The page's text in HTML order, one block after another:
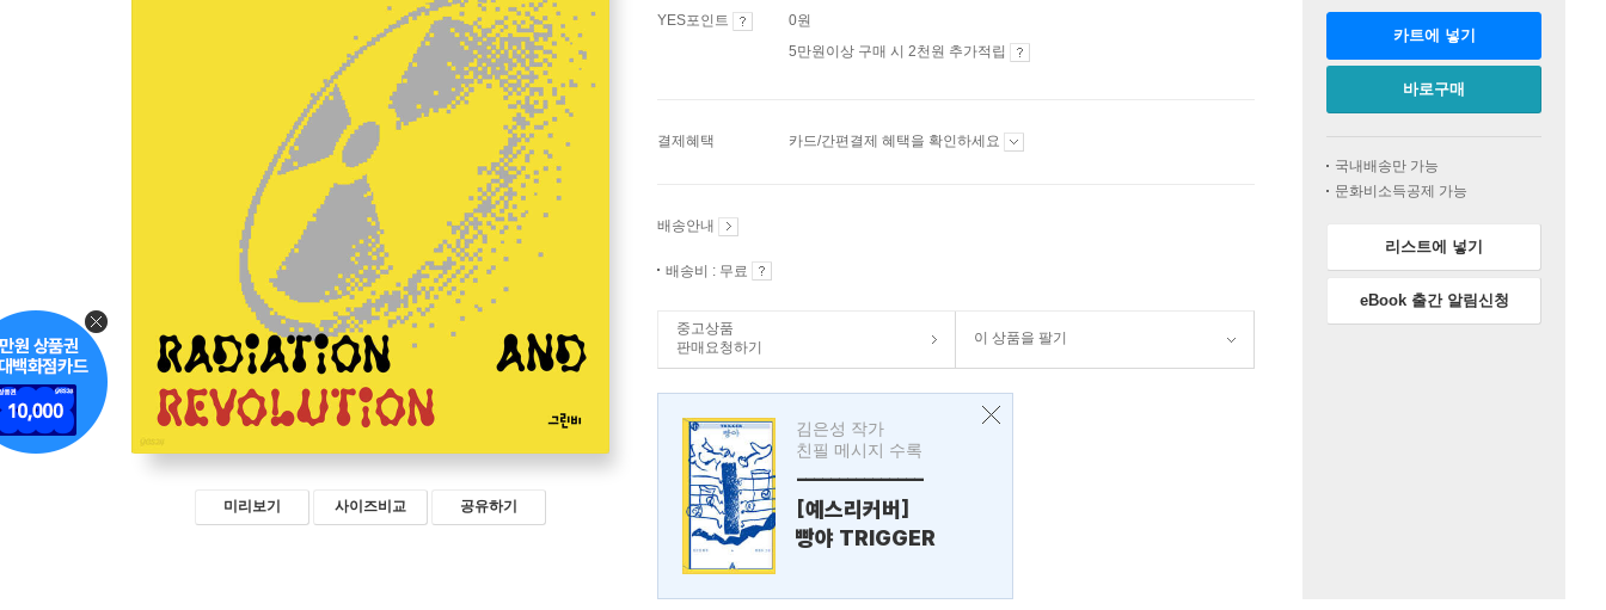
미리보기 사이즈비교 공유하기
YES포인트
0원
5만원이상 구매 시 2천원 추가적립
결제혜택 카드/간편결제 혜택을 확인하세요
배송안내
배송비 : 무료
중고상품
판매요청하기
이 상품을 팔기
김은성 작가
친필 메시지 수록
---------------
[예스리커버]
빵야 TRIGGER
카트에 넣기
바로구매
국내배송만 가능
문화비소득공제 가능
리스트에 넣기
eBook 출간 알림신청